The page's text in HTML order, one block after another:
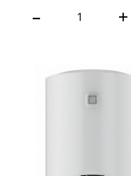
– +